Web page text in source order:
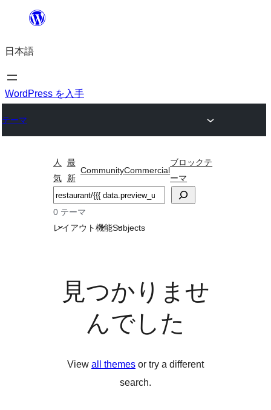
を
ス
キ
プ
日本語
WordPress を入手
テーマ
人
気
最
新
CommunityCommercial
ブロックテ
ーマ
検
索
0 テーマ
レイアウト機能Subjects
見つかりませ
んでした
View all themes or try a different
search.